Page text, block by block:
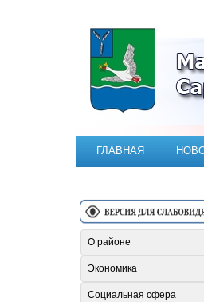
ГЛАВНАЯ
О районе
Экономика
Социальная сфера